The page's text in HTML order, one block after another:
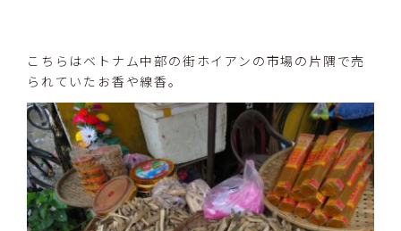
こちらはベトナム中部の街ホイアンの市場の片隅で売
られていたお香や線香。